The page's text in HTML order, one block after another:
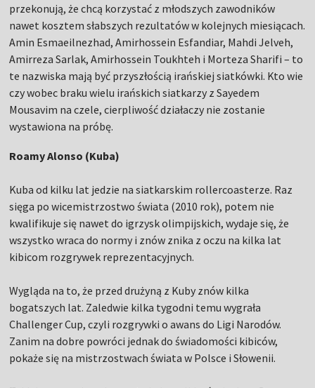
przekonują, że chcą korzystać z młodszych zawodników
nawet kosztem słabszych rezultatów w kolejnych miesiącach.
Amin Esmaeilnezhad, Amirhossein Esfandiar, Mahdi Jelveh,
Amirreza Sarlak, Amirhossein Toukhteh i Morteza Sharifi – to
te nazwiska mają być przyszłością irańskiej siatkówki. Kto wie
czy wobec braku wielu irańskich siatkarzy z Sayedem
Mousavim na czele, cierpliwość działaczy nie zostanie
wystawiona na próbę.
Roamy Alonso (Kuba)
Kuba od kilku lat jedzie na siatkarskim rollercoasterze. Raz
sięga po wicemistrzostwo świata (2010 rok), potem nie
kwalifikuje się nawet do igrzysk olimpijskich, wydaje się, że
wszystko wraca do normy i znów znika z oczu na kilka lat
kibicom rozgrywek reprezentacyjnych.
Wygląda na to, że przed drużyną z Kuby znów kilka
bogatszych lat. Zaledwie kilka tygodni temu wygrała
Challenger Cup, czyli rozgrywki o awans do Ligi Narodów.
Zanim na dobre powróci jednak do świadomości kibiców,
pokaże się na mistrzostwach świata w Polsce i Słowenii.